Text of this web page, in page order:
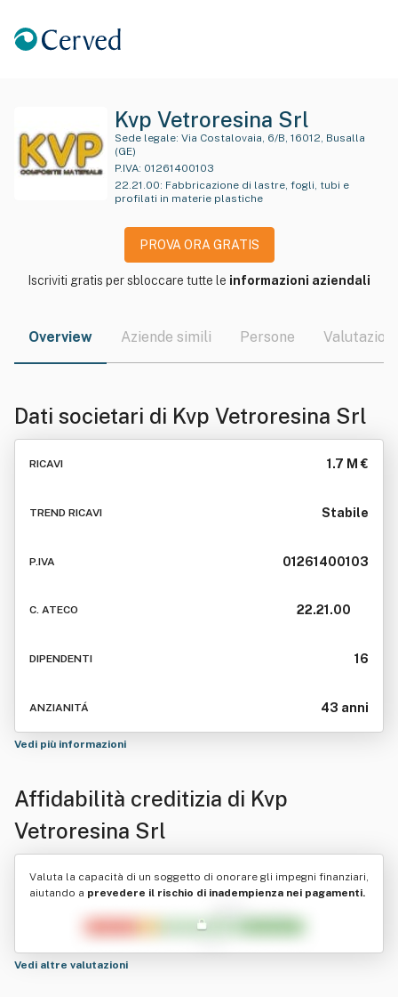
Kvp Vetroresina Srl
Sede legale:
(GE)
P.IVA: 01261400103
22.21.00: Fabbricazione di lastre, fogli, tubi e
profilati in materie plastiche
PROVA ORA GRATIS
Iscriviti gratis per sbloccare tutte le informazioni aziendali
Overview Aziende simili Persone Valutazioni
Dati societari di Kvp Vetroresina Srl
RICAVI 1.7 M €
TREND RICAVI Stabile
P.IVA 01261400103
C. ATECO 22.21.00
DIPENDENTI 16
ANZIANITÁ 43 anni
Vedi più informazioni
Affidabilità creditizia di Kvp
Vetroresina Srl
Valuta la capacità di un soggetto di onorare gli impegni finanziari,
aiutando a prevedere il rischio di inadempienza nei pagamenti.
Vedi altre valutazioni